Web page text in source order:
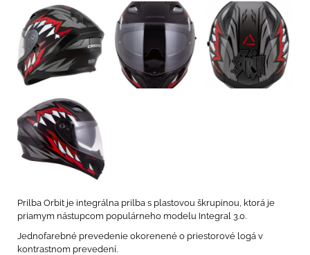
Prilba Orbit je integrálna prilba s plastovou škrupinou, ktorá je
priamym nástupcom populárneho modelu Integral 3.0.
Jednofarebné prevedenie okorenené o priestorové logá v
kontrastnom prevedení.